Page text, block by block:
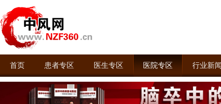
首页 患者专区 医生专区 医院专区 行业新